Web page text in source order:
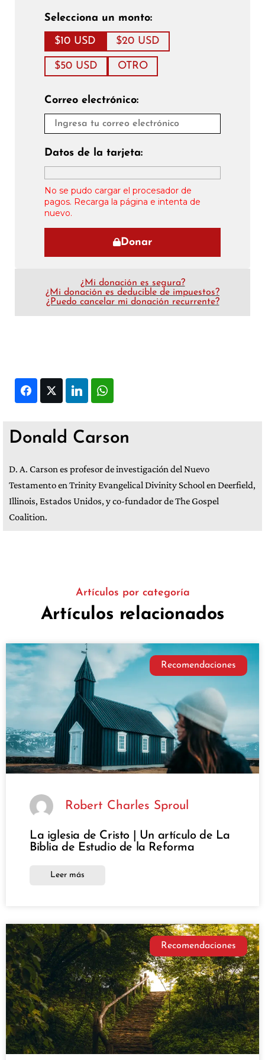
Selecciona un monto:
$10 USD $20 USD
$50 USD OTRO
Correo electrónico:
Datos de la tarjeta:
No se pudo cargar el procesador de
pagos. Recarga la página e intenta de
nuevo.
Donar
¿Mi donación es segura?
¿Mi donación es deducible de impuestos?
¿Puedo cancelar mi donación recurrente?
FacebookTwitter LinkedIn
Donald Carson
D. A. Carson es profesor de investigación del Nuevo
Testamento en Trinity Evangelical Divinity School en Deerfield,
Illinois, Estados Unidos, y co-fundador de The Gospel
Coalition.
Artículos por categoría
Artículos relacionados
Recomendaciones
Robert Charles Sproul
La iglesia de Cristo | Un artículo de La
Biblia de Estudio de la Reforma
Leer más
Recomendaciones